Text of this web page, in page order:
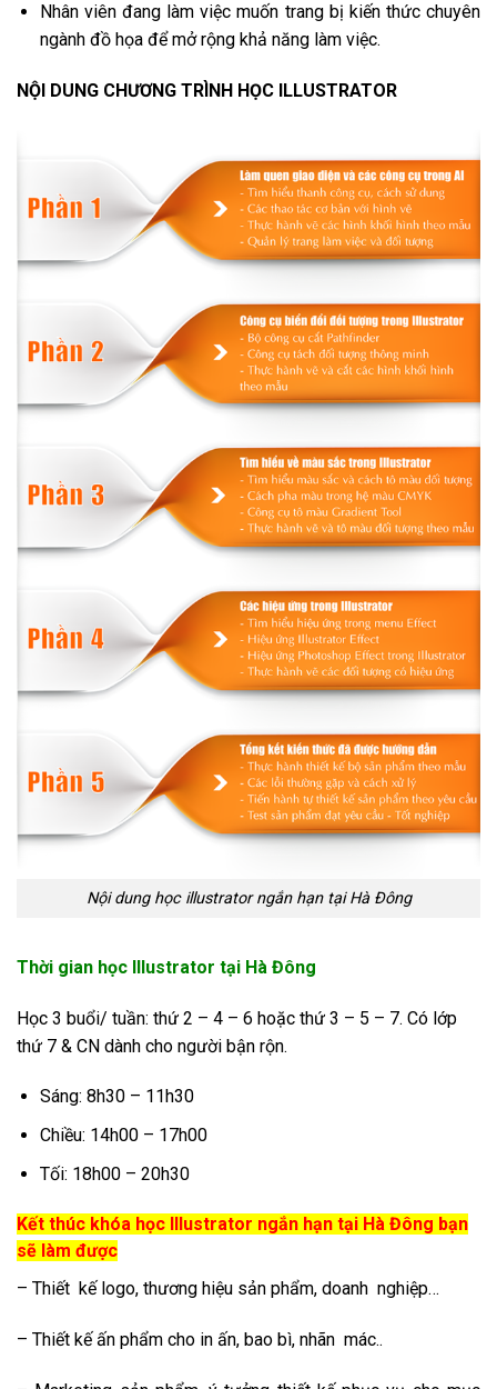
Nhân viên đang làm việc muốn trang bị kiến thức chuyên
ngành đồ họa để mở rộng khả năng làm việc.
NỘI DUNG CHƯƠNG TRÌNH HỌC ILLUSTRATOR
Nội dung học illustrator ngắn hạn tại Hà Đông
Thời gian học Illustrator tại Hà Đông
Học 3 buổi/ tuần: thứ 2 – 4 – 6 hoặc thứ 3 – 5 – 7. Có lớp
thứ 7 & CN dành cho người bận rộn.
Sáng: 8h30 – 11h30
Chiều: 14h00 – 17h00
Tối: 18h00 – 20h30
Kết thúc khóa học Illustrator ngắn hạn tại Hà Đông bạn
sẽ làm được
– Thiết kế logo, thương hiệu sản phẩm, doanh nghiệp…
– Thiết kế ấn phẩm cho in ấn, bao bì, nhãn mác..